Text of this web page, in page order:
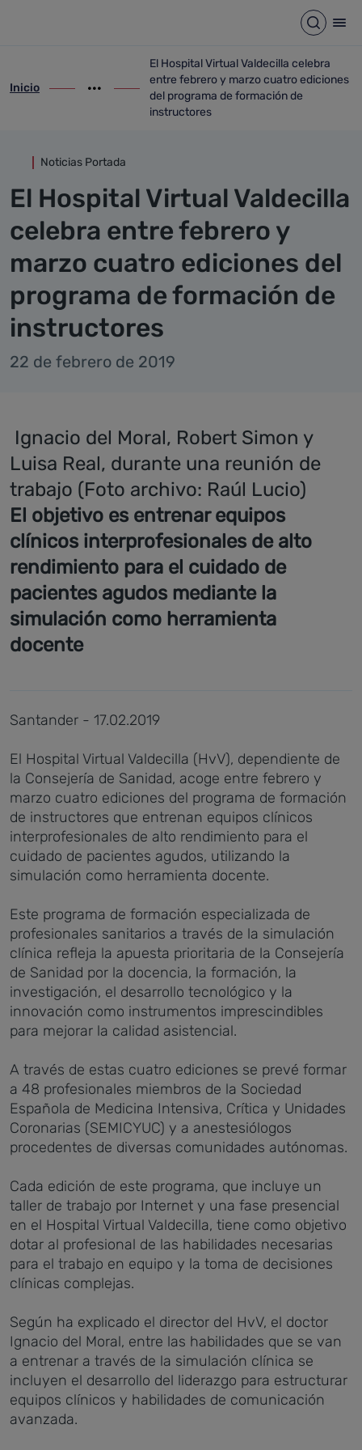
Abrir
ir-a inicio
Inicio
Mostrar opciones del camino de migas
ir-a El Hospital Virtual Valdecilla
El Hospital Virtual Valdecilla celebra
entre febrero y marzo cuatro ediciones
del programa de formación de
instructores
Noticias Portada
El Hospital Virtual Valdecilla
celebra entre febrero y
marzo cuatro ediciones del
programa de formación de
instructores
22 de febrero de 2019
Ignacio del Moral, Robert Simon y
Luisa Real, durante una reunión de
trabajo (Foto archivo: Raúl Lucio)
El objetivo es entrenar equipos
clínicos interprofesionales de alto
rendimiento para el cuidado de
pacientes agudos mediante la
simulación como herramienta
docente
Santander - 17.02.2019
El Hospital Virtual Valdecilla (HvV), dependiente de
la Consejería de Sanidad, acoge entre febrero y
marzo cuatro ediciones del programa de formación
de instructores que entrenan equipos clínicos
interprofesionales de alto rendimiento para el
cuidado de pacientes agudos, utilizando la
simulación como herramienta docente.
Este programa de formación especializada de
profesionales sanitarios a través de la simulación
clínica refleja la apuesta prioritaria de la Consejería
de Sanidad por la docencia, la formación, la
investigación, el desarrollo tecnológico y la
innovación como instrumentos imprescindibles
para mejorar la calidad asistencial.
A través de estas cuatro ediciones se prevé formar
a 48 profesionales miembros de la Sociedad
Española de Medicina Intensiva, Crítica y Unidades
Coronarias (SEMICYUC) y a anestesiólogos
procedentes de diversas comunidades autónomas.
Cada edición de este programa, que incluye un
taller de trabajo por Internet y una fase presencial
en el Hospital Virtual Valdecilla, tiene como objetivo
dotar al profesional de las habilidades necesarias
para el trabajo en equipo y la toma de decisiones
clínicas complejas.
Según ha explicado el director del HvV, el doctor
Ignacio del Moral, entre las habilidades que se van
a entrenar a través de la simulación clínica se
incluyen el desarrollo del liderazgo para estructurar
equipos clínicos y habilidades de comunicación
avanzada.